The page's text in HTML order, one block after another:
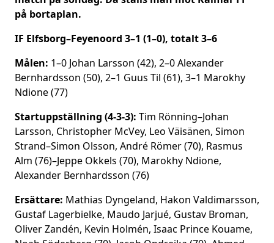
på bortaplan.
IF Elfsborg–Feyenoord 3–1 (1–0), totalt 3–6
Målen: 1–0 Johan Larsson (42), 2–0 Alexander
Bernhardsson (50), 2–1 Guus Til (61), 3–1 Marokhy
Ndione (77)
Startuppställning (4-3-3): Tim Rönning–Johan
Larsson, Christopher McVey, Leo Väisänen, Simon
Strand–Simon Olsson, André Römer (70), Rasmus
Alm (76)–Jeppe Okkels (70), Marokhy Ndione,
Alexander Bernhardsson (76)
Ersättare: Mathias Dyngeland, Hakon Valdimarsson,
Gustaf Lagerbielke, Maudo Jarjué, Gustav Broman,
Oliver Zandén, Kevin Holmén, Isaac Prince Kouame,